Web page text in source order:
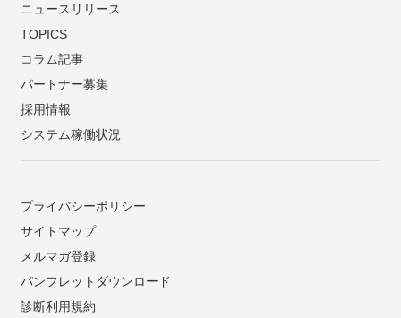
ニュースリリース
TOPICS
コラム記事
パートナー募集
採用情報
システム稼働状況
プライバシーポリシー
サイトマップ
メルマガ登録
パンフレットダウンロード
診断利用規約